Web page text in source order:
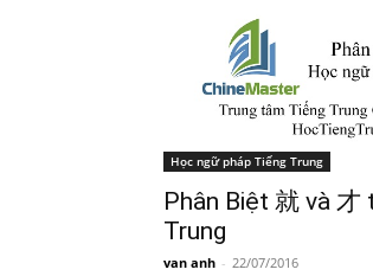
Học ngữ pháp Tiếng Trung
Phân Biệt 就 và 才
Trung
van anh - 22/07/2016